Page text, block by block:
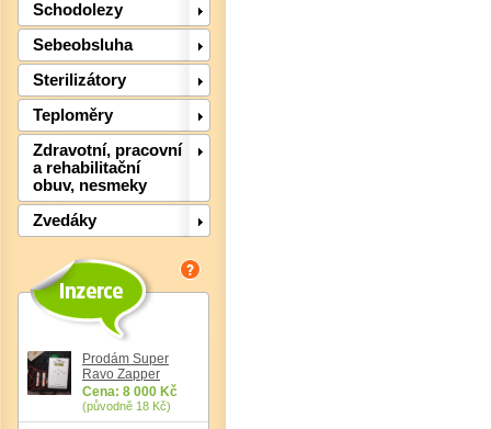
Schodolezy
Sebeobsluha
Sterilizátory
Teploměry
Zdravotní, pracovní
a rehabilitační
obuv, nesmeky
Zvedáky
Prodám Super
Ravo Zapper
Cena: 8 000 Kč
(původně 18 Kč)